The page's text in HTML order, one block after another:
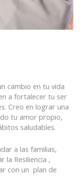
cambio en tu vida
a fortalecer tu ser
Creo en lograr una
tu amor propio,
saludables.
a las familias,
la Resiliencia ,
con un plan de